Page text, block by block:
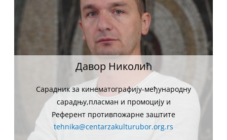
Давор Николић
Сарадник за кинематографију-међународну
сарадњу,пласман и промоцију и
Референт противпожарне заштите
tehnika@centarzakulturubor.org.rs